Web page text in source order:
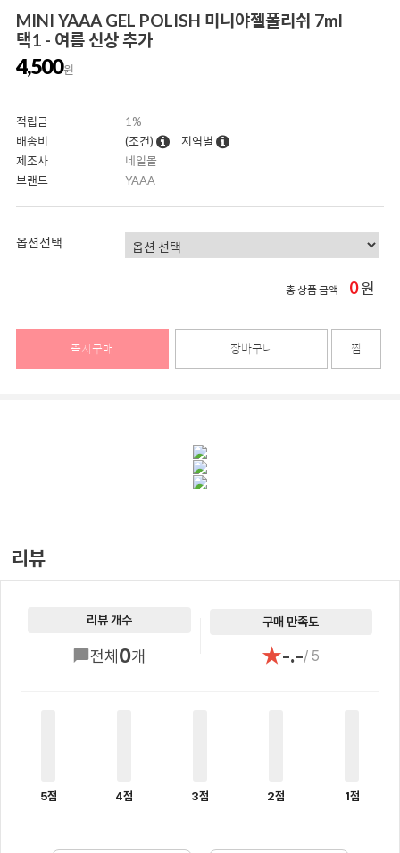
MINI YAAA GEL POLISH 미니야젤폴리쉬 7ml
택1 - 여름 신상 추가
4,500원
적립금
1%
배송비
(조건)
지역별
제조사
네일몰
브랜드
YAAA
옵션선택
총 상품 금액 0원
즉시구매 장바구니 찜
리뷰
리뷰 개수
전체0개
구매 만족도
★-.-/ 5
5점
-
4점
-
3점
-
2점
-
1점
-